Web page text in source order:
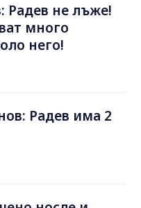
Радев не лъже!
много
него!
Радев има 2